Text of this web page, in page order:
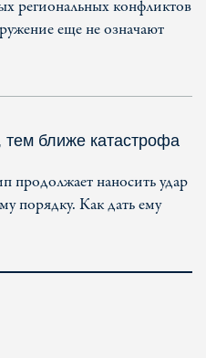
региональных конфликтов
еще не означают
ближе катастрофа
наносить удар
порядку. Как дать ему